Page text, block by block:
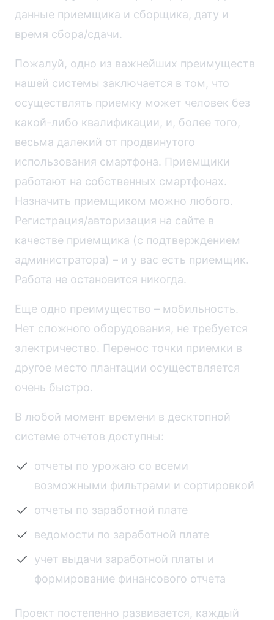
данные приемщика и сборщика, дату и
время сбора/сдачи.
Пожалуй, одно из важнейших преимуществ
нашей системы заключается в том, что
осуществлять приемку может человек без
какой-либо квалификации, и, более того,
весьма далекий от продвинутого
использования смартфона. Приемщики
работают на собственных смартфонах.
Назначить приемщиком можно любого.
Регистрация/авторизация на сайте в
качестве приемщика (с подтверждением
администратора) – и у вас есть приемщик.
Работа не остановится никогда.
Еще одно преимущество – мобильность.
Нет сложного оборудования, не требуется
электричество. Перенос точки приемки в
другое место плантации осуществляется
очень быстро.
В любой момент времени в десктопной
системе отчетов доступны:
отчеты по урожаю со всеми
возможными фильтрами и сортировкой
отчеты по заработной плате
ведомости по заработной плате
учет выдачи заработной платы и
формирование финансового отчета
Проект постепенно развивается, каждый